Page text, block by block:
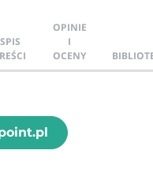
SPIS
OPINIE
I
OCENY